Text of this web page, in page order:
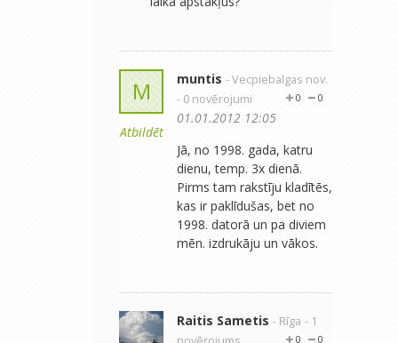
M
Atbildēt
muntis - Vecpiebalgas nov.
- 0 novērojumi
0
0
01.01.2012 12:05
Jā, no 1998. gada, katru
dienu, temp. 3x dienā.
Pirms tam rakstīju kladītēs,
kas ir paklīdušas, bet no
1998. datorā un pa diviem
mēn. izdrukāju un vākos.
Raitis Sametis - Rīga - 1
0
0